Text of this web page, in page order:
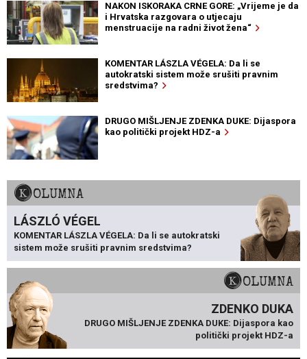
NAKON ISKORAKA CRNE GORE: „Vrijeme je da
i Hrvatska razgovara o utjecaju
menstruacije na radni život žena“
KOMENTAR LÁSZLA VÉGELA: Da li se
autokratski sistem može srušiti pravnim
sredstvima?
DRUGO MIŠLJENJE ZDENKA DUKE: Dijaspora
kao politički projekt HDZ-a
KOLUMNA
LÁSZLÓ VÉGEL
KOMENTAR LÁSZLA VÉGELA: Da li se autokratski
sistem može srušiti pravnim sredstvima?
KOLUMNA
ZDENKO DUKA
DRUGO MIŠLJENJE ZDENKA DUKE: Dijaspora kao
politički projekt HDZ-a